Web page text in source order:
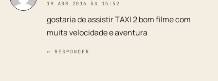
19 ABR 2016 ÀS 15:52
gostaria de assistir TAXI 2 bom filme com
muita velocidade e aventura
↩ RESPONDER